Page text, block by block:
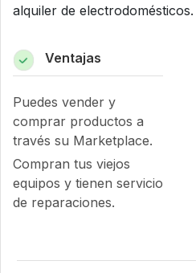
alquiler de electrodomésticos.
Ventajas
Puedes vender y
comprar productos a
través su Marketplace.
Compran tus viejos
equipos y tienen servicio
de reparaciones.